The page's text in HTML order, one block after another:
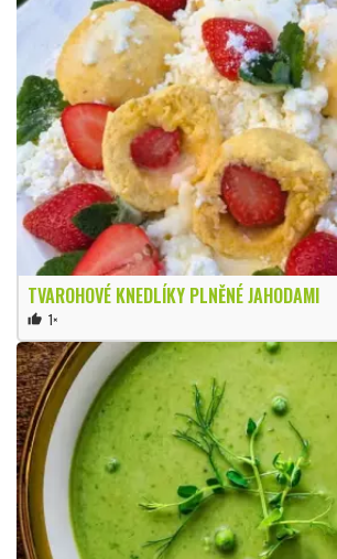
TVAROHOVÉ KNEDLÍKY PLNĚNÉ JAHODAMI
thumb_up 1×